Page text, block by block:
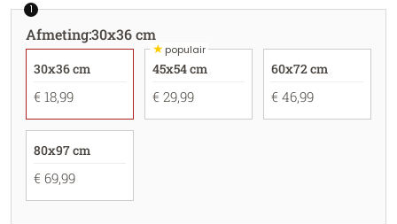
1
Afmeting:30x36 cm
30x36 cm
€ 18,99
★populair
45x54 cm
€ 29,99
60x72 cm
€ 46,99
80x97 cm
€ 69,99